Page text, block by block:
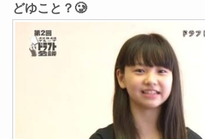
Powered by livedoor 相互RSS
どゆこと？🥲